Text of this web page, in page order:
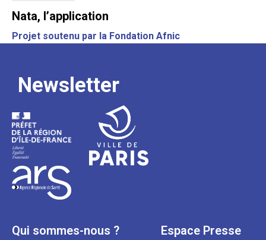
Nata, l’application
Projet soutenu par la Fondation Afnic
Newsletter
Qui sommes-nous ? Espace Presse